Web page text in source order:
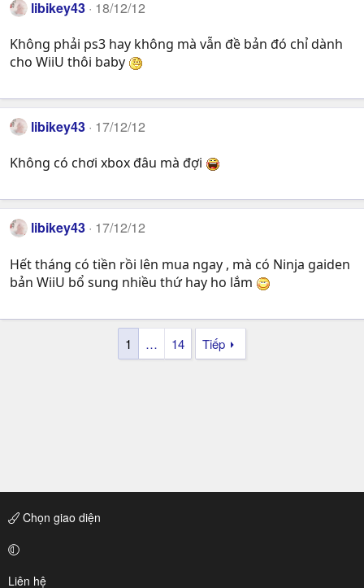
libikey43 18/12/12
Không phải ps3 hay không mà vẫn đề bản đó chỉ dành
cho WiiU thôi baby
libikey43 17/12/12
Không có chơi xbox đâu mà đợi
libikey43 17/12/12
Hết tháng có tiền rồi lên mua ngay , mà có Ninja gaiden
bản WiiU bổ sung nhiều thứ hay ho lắm
1 … 14 Tiếp
Chọn giao diện
Liên hệ